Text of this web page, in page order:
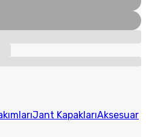
Jant KapaklarıAksesuar